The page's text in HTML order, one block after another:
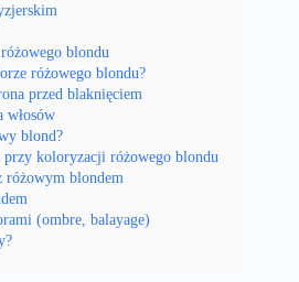
blondu
różowego blondu?
przed blaknięciem
włosów
blond?
przy koloryzacji różowego blondu
różowym blondem
(ombre, balayage)